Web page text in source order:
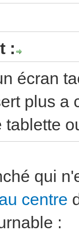
:
écran
plus a
qui
centre
: